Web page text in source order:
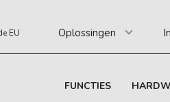
EU Oplossingen
FUNCTIES